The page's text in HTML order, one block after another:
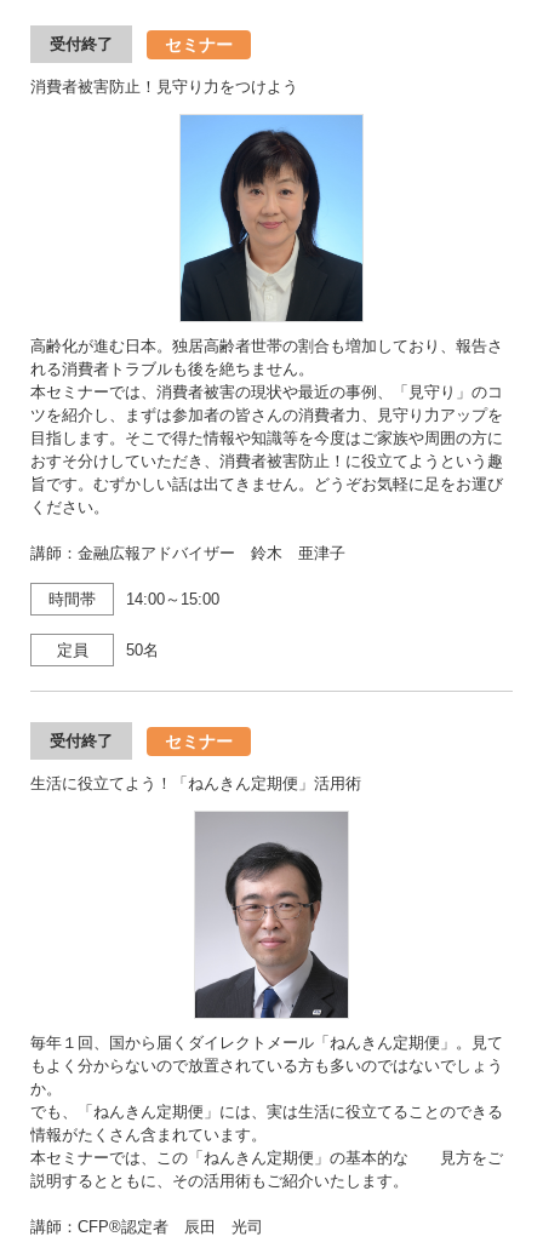
受付終了 セミナー
消費者被害防止！見守り力をつけよう
高齢化が進む日本。独居高齢者世帯の割合も増加しており、報告さ
れる消費者トラブルも後を絶ちません。
本セミナーでは、消費者被害の現状や最近の事例、「見守り」のコ
ツを紹介し、まずは参加者の皆さんの消費者力、見守り力アップを
目指します。そこで得た情報や知識等を今度はご家族や周囲の方に
おすそ分けしていただき、消費者被害防止！に役立てようという趣
旨です。むずかしい話は出てきません。どうぞお気軽に足をお運び
ください。
講師：金融広報アドバイザー 鈴木 亜津子
時間帯 14:00～15:00
定員 50名
受付終了 セミナー
生活に役立てよう！「ねんきん定期便」活用術
毎年１回、国から届くダイレクトメール「ねんきん定期便」。見て
もよく分からないので放置されている方も多いのではないでしょう
か。
でも、「ねんきん定期便」には、実は生活に役立てることのできる
情報がたくさん含まれています。
本セミナーでは、この「ねんきん定期便」の基本的な 見方をご
説明するとともに、その活用術もご紹介いたします。
講師：CFP®認定者 辰田 光司